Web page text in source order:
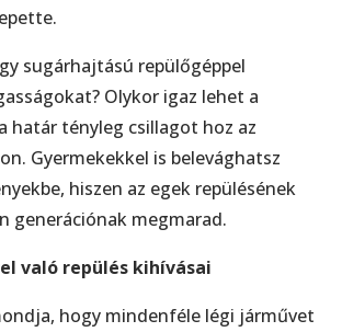
sugárhajtású repülőgéppel
Olykor igaz lehet a
határ tényleg csillagot hoz az
Gyermekekkel is belevághatsz
hiszen az egek repülésének
generációnak megmarad.
való repülés kihívásai
hogy mindenféle légi járművet